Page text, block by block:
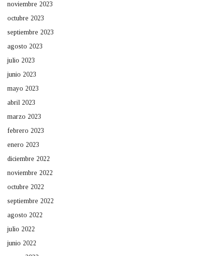
noviembre 2023
octubre 2023
septiembre 2023
agosto 2023
julio 2023
junio 2023
mayo 2023
abril 2023
marzo 2023
febrero 2023
enero 2023
diciembre 2022
noviembre 2022
octubre 2022
septiembre 2022
agosto 2022
julio 2022
junio 2022